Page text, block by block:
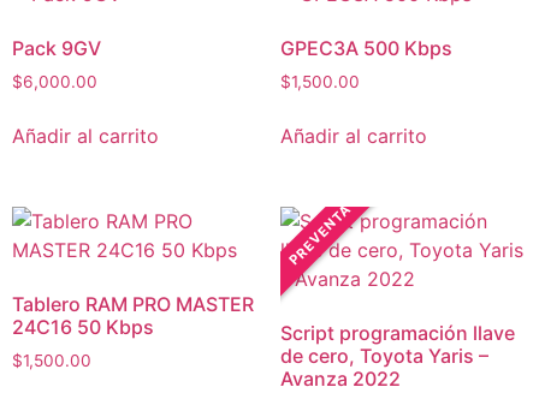
Pack 9GV
$6,000.00
Añadir al carrito
GPEC3A 500 Kbps
$1,500.00
Añadir al carrito
Tablero RAM PRO MASTER
24C16 50 Kbps
$1,500.00
Script programación llave
de cero, Toyota Yaris –
Avanza 2022